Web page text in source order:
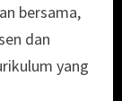
bersama,
dan
yang